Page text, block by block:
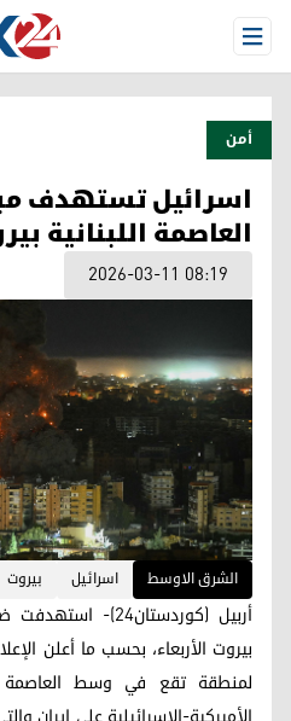
Open Menu
أمن
اسرائيل تستهدف
العاصمة اللبنانية
2026-03-11 08:19
الشرق الاوسط اسرائيل بيروت
أربيل
بيروت الأربعاء، بحسب ما أعلن
لمنطقة تقع في وسط العاصمة